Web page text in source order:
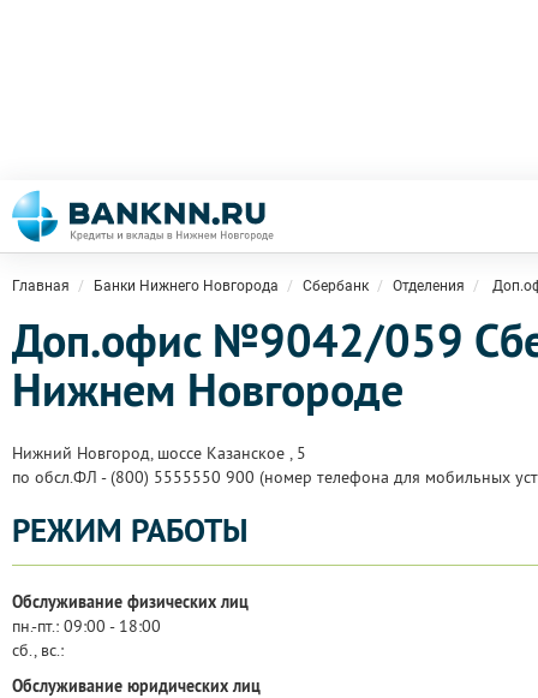
Главная Банки Нижнего Новгорода Сбербанк Отделения
Доп.офис №9042/059
Нижнем Новгороде
Нижний Новгород, шоссе Казанское , 5
по обсл.ФЛ - (800) 5555550 900 (номер телефона для мобильных
РЕЖИМ РАБОТЫ
Обслуживание физических лиц
пн.-пт.: 09:00 - 18:00
сб., вс.:
Обслуживание юридических лиц